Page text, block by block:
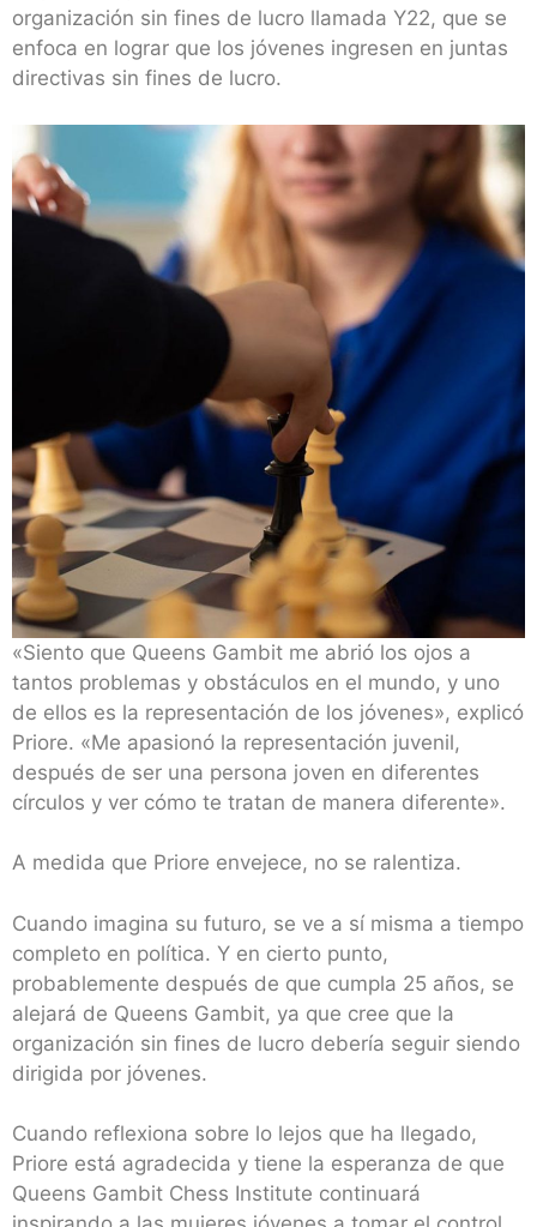
organización sin fines de lucro llamada Y22, que se
enfoca en lograr que los jóvenes ingresen en juntas
directivas sin fines de lucro.
«Siento que Queens Gambit me abrió los ojos a
tantos problemas y obstáculos en el mundo, y uno
de ellos es la representación de los jóvenes», explicó
Priore. «Me apasionó la representación juvenil,
después de ser una persona joven en diferentes
círculos y ver cómo te tratan de manera diferente».
A medida que Priore envejece, no se ralentiza.
Cuando imagina su futuro, se ve a sí misma a tiempo
completo en política. Y en cierto punto,
probablemente después de que cumpla 25 años, se
alejará de Queens Gambit, ya que cree que la
organización sin fines de lucro debería seguir siendo
dirigida por jóvenes.
Cuando reflexiona sobre lo lejos que ha llegado,
Priore está agradecida y tiene la esperanza de que
Queens Gambit Chess Institute continuará